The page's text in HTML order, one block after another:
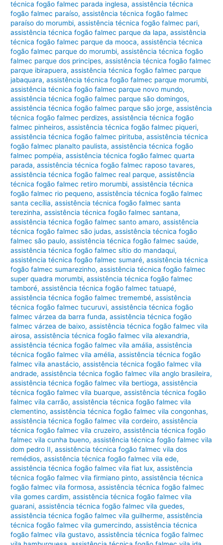
técnica fogão falmec parada inglesa,assistência técnica
fogão falmec paraíso,assistência técnica fogão falmec
paraíso do morumbi,assistência técnica fogão falmec pari,
assistência técnica fogão falmec parque da lapa,assistência
técnica fogão falmec parque da mooca,assistência técnica
fogão falmec parque do morumbi,assistência técnica fogão
falmec parque dos principes,assistência técnica fogão falmec
parque ibirapuera,assistência técnica fogão falmec parque
jabaquara,assistência técnica fogão falmec parque morumbi,
assistência técnica fogão falmec parque novo mundo,
assistência técnica fogão falmec parque são domingos,
assistência técnica fogão falmec parque são jorge,assistência
técnica fogão falmec perdizes,assistência técnica fogão
falmec pinheiros,assistência técnica fogão falmec piqueri,
assistência técnica fogão falmec pirituba,assistência técnica
fogão falmec planalto paulista,assistência técnica fogão
falmec pompéia,assistência técnica fogão falmec quarta
parada,assistência técnica fogão falmec raposo tavares,
assistência técnica fogão falmec real parque,assistência
técnica fogão falmec retiro morumbi,assistência técnica
fogão falmec rio pequeno,assistência técnica fogão falmec
santa cecília,assistência técnica fogão falmec santa
terezinha,assistência técnica fogão falmec santana,
assistência técnica fogão falmec santo amaro,assistência
técnica fogão falmec são judas,assistência técnica fogão
falmec são paulo,assistência técnica fogão falmec saúde,
assistência técnica fogão falmec sítio do mandaqui,
assistência técnica fogão falmec sumaré,assistência técnica
fogão falmec sumarezinho,assistência técnica fogão falmec
super quadra morumbi,assistência técnica fogão falmec
tamboré,assistência técnica fogão falmec tatuapé,
assistência técnica fogão falmec tremembé,assistência
técnica fogão falmec tucuruvi,assistência técnica fogão
falmec várzea da barra funda,assistência técnica fogão
falmec várzea de baixo,assistência técnica fogão falmec vila
airosa,assistência técnica fogão falmec vila alexandria,
assistência técnica fogão falmec vila amália,assistência
técnica fogão falmec vila amélia,assistência técnica fogão
falmec vila anastácio,assistência técnica fogão falmec vila
andrade,assistência técnica fogão falmec vila anglo brasileira,
assistência técnica fogão falmec vila bertioga,assistência
técnica fogão falmec vila buarque,assistência técnica fogão
falmec vila carrão,assistência técnica fogão falmec vila
clementino,assistência técnica fogão falmec vila congonhas,
assistência técnica fogão falmec vila cordeiro,assistência
técnica fogão falmec vila cruzeiro,assistência técnica fogão
falmec vila cunha bueno,assistência técnica fogão falmec vila
dom pedro II,assistência técnica fogão falmec vila dos
remédios,assistência técnica fogão falmec vila ede,
assistência técnica fogão falmec vila fiat lux,assistência
técnica fogão falmec vila firmiano pinto,assistência técnica
fogão falmec vila formosa,assistência técnica fogão falmec
vila gomes cardim,assistência técnica fogão falmec vila
guarani,assistência técnica fogão falmec vila guedes,
assistência técnica fogão falmec vila guilherme,assistência
técnica fogão falmec vila gumercindo,assistência técnica
fogão falmec vila gustavo,assistência técnica fogão falmec